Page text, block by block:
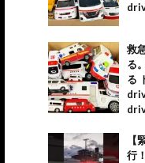
救
る
る
【
行